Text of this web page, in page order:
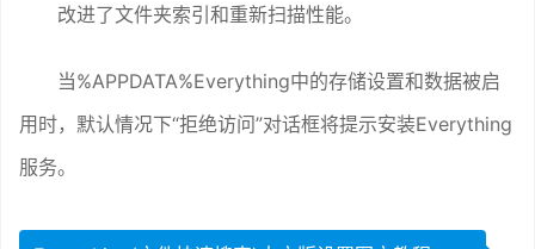
改进了文件夹索引和重新扫描性能。
当%APPDATA%Everything中的存储设置和数据被启
用时，默认情况下“拒绝访问”对话框将提示安装Everything
服务。